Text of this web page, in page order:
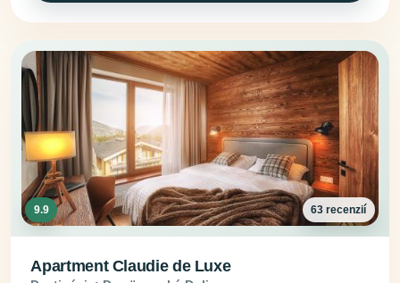
9.9 63 recenzií
Apartment Claudie de Luxe